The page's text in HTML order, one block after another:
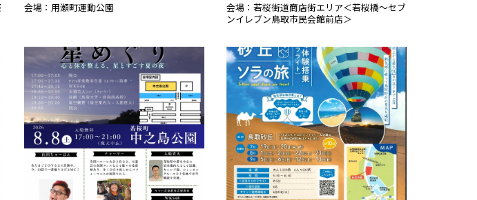
会場：用瀬町運動公園
会場：若桜街道商店街エリア＜若桜橋～セブ
ンイレブン鳥取市民会館前店＞